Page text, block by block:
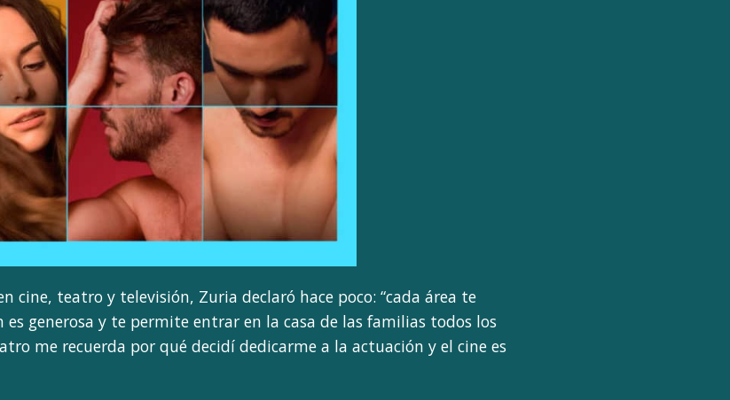
cine, teatro y televisión, Zuria declaró hace poco: “cada área te
generosa y te permite entrar en la casa de las familias todos los
me recuerda por qué decidí dedicarme a la actuación y el cine es